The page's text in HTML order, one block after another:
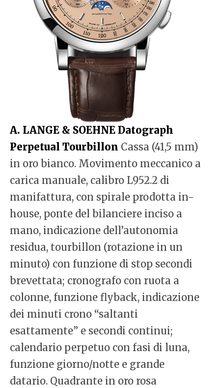
A. LANGE & SOEHNE Datograph
Perpetual Tourbillon Cassa (41,5 mm)
in oro bianco. Movimento meccanico a
carica manuale, calibro L952.2 di
manifattura, con spirale prodotta in-
house, ponte del bilanciere inciso a
mano, indicazione dell’autonomia
residua, tourbillon (rotazione in un
minuto) con funzione di stop secondi
brevettata; cronografo con ruota a
colonne, funzione flyback, indicazione
dei minuti crono “saltanti
esattamente” e secondi continui;
calendario perpetuo con fasi di luna,
funzione giorno/notte e grande
datario. Quadrante in oro rosa